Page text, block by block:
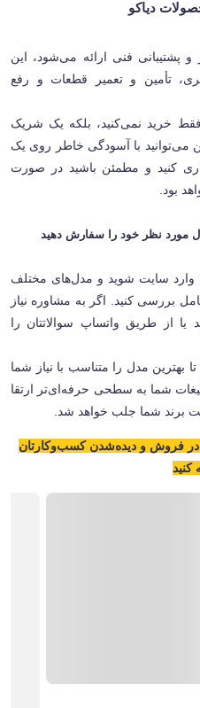
دیاکو
و پشتیبانی فنی ارائه می‌شود، این
تأمین و تعمیر قطعات و رفع
خرید نمی‌کنید، بلکه یک شریک
می‌توانید با آسودگی خاطر روی یک
کنید و مطمئن باشید در صورت
بود.
مورد نظر خود را سفارش دهید
سایت شوید و مدل‌های مختلف
بررسی کنید. اگر به مشاوره نیاز
یا از طریق واتساپ سوالاتتان را
بهترین مدل را متناسب با نیاز شما
شما به سطحی حرفه‌ای‌تر ارتقا
برند شما جلب خواهد شد.
در فروش و دیده‌شدن کسب‌وکارتان
کنید